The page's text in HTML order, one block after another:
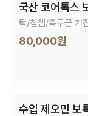
국산 코어톡스
턱/침샘/측두근 커
80,000원
수입 제오민 보